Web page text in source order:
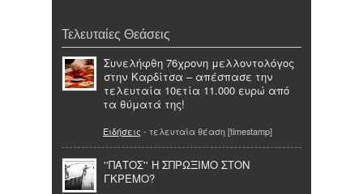
Τελευταίες Θεάσεις
Συνελήφθη 76χρονη μελλοντολόγος
στην Καρδίτσα – απέσπασε την
τελευταία 10ετία 11.000 ευρώ από
τα θύματά της!
Ειδήσεις - τελευταία θέαση [timestamp]
''ΠΑΤΟΣ'' Η ΣΠΡΩΞΙΜΟ ΣΤΟΝ
ΓΚΡΕΜΟ?